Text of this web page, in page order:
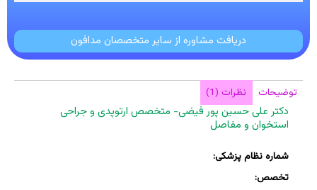
دریافت مشاوره از سایر متخصصان مدافون
توضیحات نظرات (1)
دکتر علی حسین پور فیضی- متخصص ارتوپدی و جراحی
استخوان و مفاصل
شماره نظام پزشکی:
تخصص: